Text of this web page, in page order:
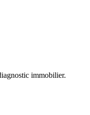
immobilier.